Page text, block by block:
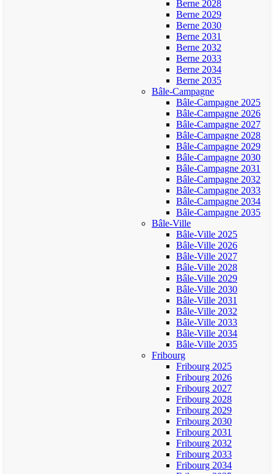
Berne 2028
Berne 2029
Berne 2030
Berne 2031
Berne 2032
Berne 2033
Berne 2034
Berne 2035
Bâle-Campagne
Bâle-Campagne 2025
Bâle-Campagne 2026
Bâle-Campagne 2027
Bâle-Campagne 2028
Bâle-Campagne 2029
Bâle-Campagne 2030
Bâle-Campagne 2031
Bâle-Campagne 2032
Bâle-Campagne 2033
Bâle-Campagne 2034
Bâle-Campagne 2035
Bâle-Ville
Bâle-Ville 2025
Bâle-Ville 2026
Bâle-Ville 2027
Bâle-Ville 2028
Bâle-Ville 2029
Bâle-Ville 2030
Bâle-Ville 2031
Bâle-Ville 2032
Bâle-Ville 2033
Bâle-Ville 2034
Bâle-Ville 2035
Fribourg
Fribourg 2025
Fribourg 2026
Fribourg 2027
Fribourg 2028
Fribourg 2029
Fribourg 2030
Fribourg 2031
Fribourg 2032
Fribourg 2033
Fribourg 2034